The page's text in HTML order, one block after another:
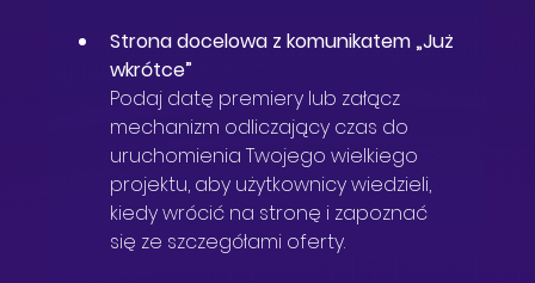
Strona docelowa z komunikatem „Już
wkrótce”
Podaj datę premiery lub załącz
mechanizm odliczający czas do
uruchomienia Twojego wielkiego
projektu, aby użytkownicy wiedzieli,
kiedy wrócić na stronę i zapoznać
się ze szczegółami oferty.